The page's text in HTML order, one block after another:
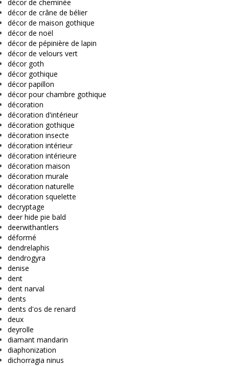
décor de cheminée
décor de crâne de bélier
décor de maison gothique
décor de noël
décor de pépinière de lapin
décor de velours vert
décor goth
décor gothique
décor papillon
décor pour chambre gothique
décoration
décoration d'intérieur
décoration gothique
décoration insecte
décoration intérieur
décoration intérieure
décoration maison
décoration murale
décoration naturelle
décoration squelette
decryptage
deer hide pie bald
deerwithantlers
déformé
dendrelaphis
dendrogyra
denise
dent
dent narval
dents
dents d'os de renard
deux
deyrolle
diamant mandarin
diaphonization
dichorragia ninus